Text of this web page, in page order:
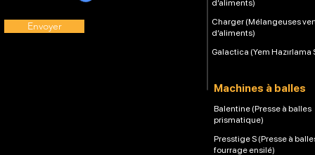
Envoyer
d’aliments)
Charger (Mélangeuses
d’aliments)
Galactica (Yem Hazırlama
Machines à balles
Balentine (Presse à balles
prismatique)
Presstige S (Presse à
fourrage ensilé)